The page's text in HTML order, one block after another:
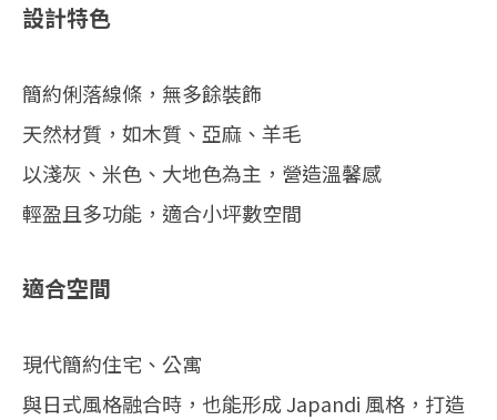
設計特色
簡約俐落線條，無多餘裝飾
天然材質，如木質、亞麻、羊毛
以淺灰、米色、大地色為主，營造溫馨感
輕盈且多功能，適合小坪數空間
適合空間
現代簡約住宅、公寓
與日式風格融合時，也能形成 Japandi 風格，打造